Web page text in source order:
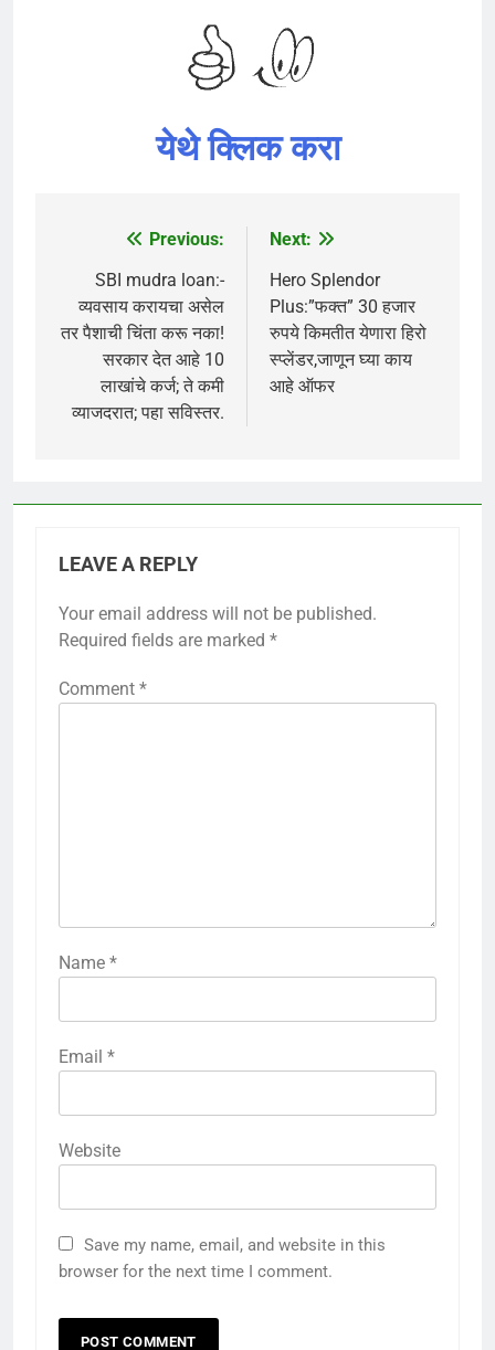
येथे क्लिक करा
navigation
Previous:
SBI mudra loan:-
व्यवसाय करायचा असेल
तर पैशाची चिंता करू नका!
सरकार देत आहे 10
लाखांचे कर्ज; ते कमी
व्याजदरात; पहा सविस्तर.
Next:
Hero Splendor
Plus:”फक्त” 30 हजार
रुपये किमतीत येणारा हिरो
स्प्लेंडर,जाणून घ्या काय
आहे ऑफर
LEAVE A REPLY
Your email address will not be published.
Required fields are marked *
Comment *
Name *
Email *
Website
Save my name, email, and website in this
browser for the next time I comment.